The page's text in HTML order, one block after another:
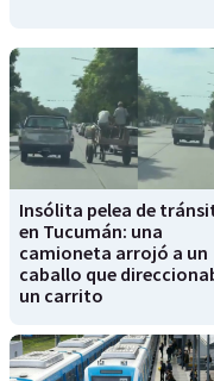
Insólita pelea de
en Tucumán: una
camioneta arrojó a un
caballo que
un carrito